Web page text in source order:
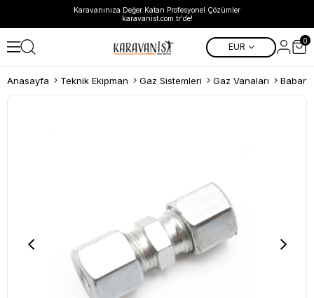
Karavanınıza Değer Katan Profesyonel Çözümler
karavanist.com.tr'de!
EUR
0
Anasayfa Teknik Ekipman Gaz Sistemleri Gaz Vanaları